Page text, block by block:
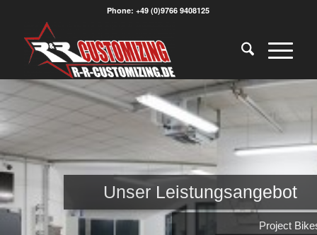
Phone: +49 (0)9766 9408125
Unser Leistungsangebot
Project